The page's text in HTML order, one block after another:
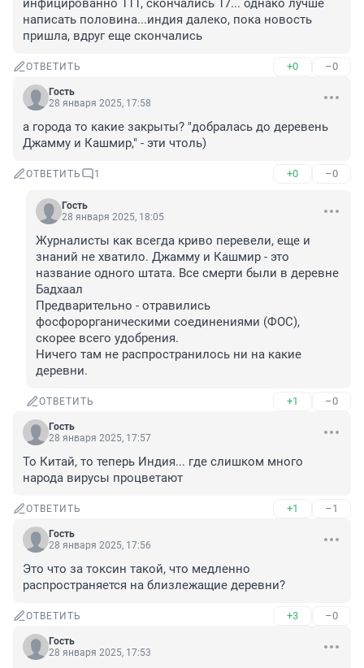
инфицированно 111, скончались 17... однако лучше
написать половина...индия далеко, пока новость
пришла, вдруг еще скончались
ОТВЕТИТЬ +0 –0
Гость
28 января 2025, 17:58
а города то какие закрыты? "добралась до деревень
Джамму и Кашмир," - эти чтоль)
ОТВЕТИТЬ 1 +0 –0
Гость
28 января 2025, 18:05
Журналисты как всегда криво перевели, еще и
знаний не хватило. Джамму и Кашмир - это
название одного штата. Все смерти были в деревне
Бадхаал
Предварительно - отравились
фосфорорганическими соединениями (ФОС),
скорее всего удобрения.
Ничего там не распространилось ни на какие
деревни.
ОТВЕТИТЬ +1 –0
Гость
28 января 2025, 17:57
То Китай, то теперь Индия... где слишком много
народа вирусы процветают
ОТВЕТИТЬ +1 –1
Гость
28 января 2025, 17:56
Это что за токсин такой, что медленно
распространяется на близлежащие деревни?
ОТВЕТИТЬ +3 –0
Гость
28 января 2025, 17:53